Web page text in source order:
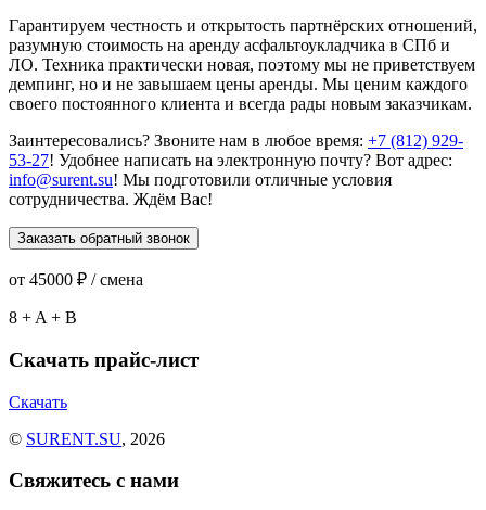
Гарантируем честность и открытость партнёрских отношений,
разумную стоимость на аренду асфальтоукладчика в СПб и
ЛО. Техника практически новая, поэтому мы не приветствуем
демпинг, но и не завышаем цены аренды. Мы ценим каждого
своего постоянного клиента и всегда рады новым заказчикам.
Заинтересовались? Звоните нам в любое время: +7 (812) 929-
53-27! Удобнее написать на электронную почту? Вот адрес:
info@surent.su! Мы подготовили отличные условия
сотрудничества. Ждём Вас!
Заказать обратный звонок
от 45000 ₽ / смена
8 + A + B
Скачать прайс-лист
Скачать
© SURENT.SU, 2026
Свяжитесь с нами